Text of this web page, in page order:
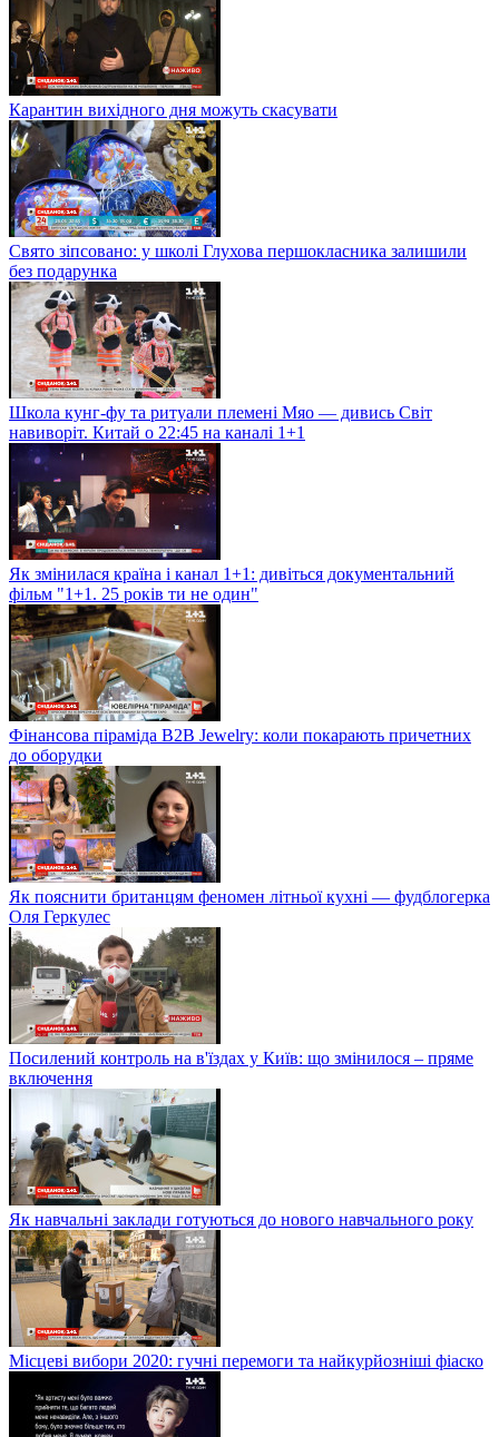
Карантин вихідного дня можуть скасувати
Свято зіпсовано: у школі Глухова першокласника залишили
без подарунка
Школа кунг-фу та ритуали племені Мяо — дивись Світ
навиворіт. Китай о 22:45 на каналі 1+1
Як змінилася країна і канал 1+1: дивіться документальний
фільм "1+1. 25 років ти не один"
Фінансова піраміда B2B Jewelry: коли покарають причетних
до оборудки
Як пояснити британцям феномен літньої кухні — фудблогерка
Оля Геркулес
Посилений контроль на в'їздах у Київ: що змінилося – пряме
включення
Як навчальні заклади готуються до нового навчального року
Місцеві вибори 2020: гучні перемоги та найкурйозніші фіаско